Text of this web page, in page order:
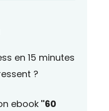
en 15 minutes
?
ebook"60